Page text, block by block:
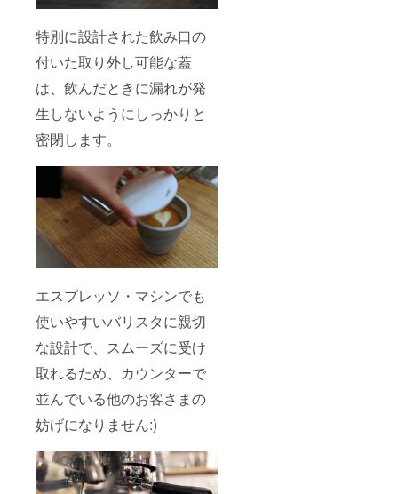
特別に設計された飲み口の
付いた取り外し可能な蓋
は、飲んだときに漏れが発
生しないようにしっかりと
密閉します。
エスプレッソ・マシンでも
使いやすいバリスタに親切
な設計で、スムーズに受け
取れるため、カウンターで
並んでいる他のお客さまの
妨げになりません:)